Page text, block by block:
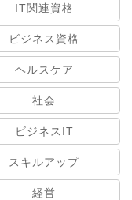
IT関連資格
ビジネス資格
ヘルスケア
社会
ビジネスIT
スキルアップ
経営